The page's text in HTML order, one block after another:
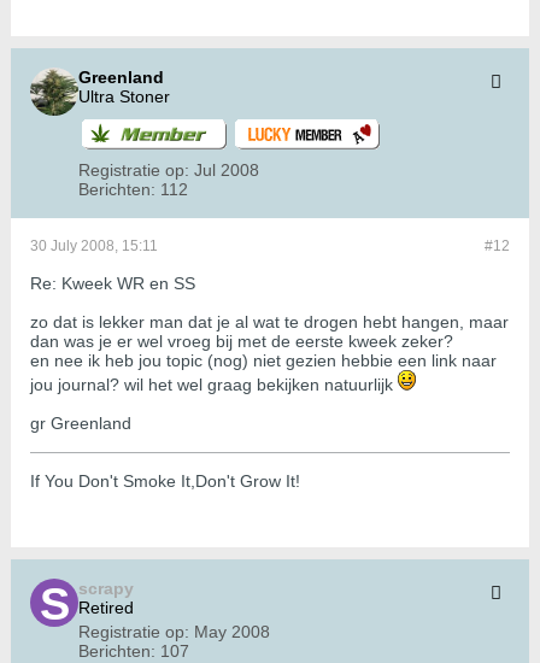
Greenland
Ultra Stoner
Registratie op: Jul 2008
Berichten: 112
#12
30 July 2008, 15:11
Re: Kweek WR en SS
zo dat is lekker man dat je al wat te drogen hebt hangen, maar
dan was je er wel vroeg bij met de eerste kweek zeker?
en nee ik heb jou topic (nog) niet gezien hebbie een link naar
jou journal? wil het wel graag bekijken natuurlijk
gr Greenland
If You Don't Smoke It,Don't Grow It!
scrapy
Retired
Registratie op: May 2008
Berichten: 107